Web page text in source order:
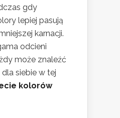
gdy
lepiej pasują
karnacji.
odcieni
może znaleźć
siebie w tej
kolorów